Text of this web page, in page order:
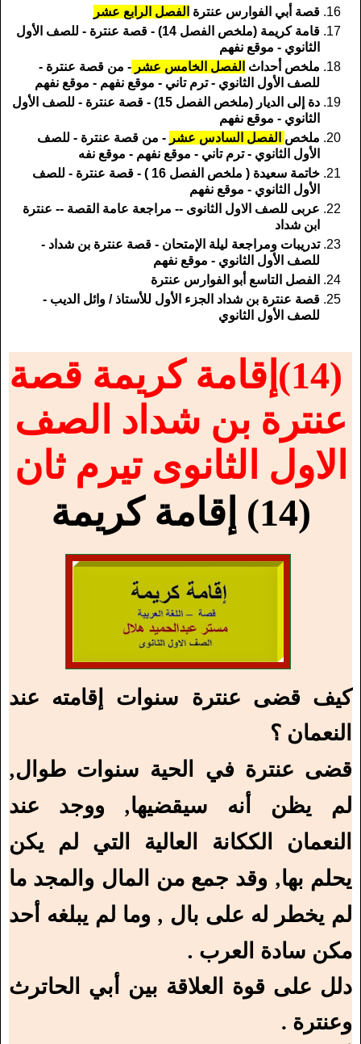
قصة أبي الفوارس عنترة الفصل الرابع عشر
قامة كريمة (ملخص الفصل 14) - قصة عنترة - للصف الأول
الثانوي - موقع نفهم
ملخص أحداث الفصل الخامس عشر - من قصة عنترة -
للصف الأول الثانوي - ترم تاني - موقع نفهم - موقع نفهم
دة إلى الديار (ملخص الفصل 15) - قصة عنترة - للصف الأول
الثانوي - موقع نفهم
ملخص الفصل السادس عشر - من قصة عنترة - للصف
الأول الثانوي - ترم تاني - موقع نفهم - موقع نفه
خاتمة سعيدة ( ملخص الفصل 16 ) - قصة عنترة - للصف
الأول الثانوي - موقع نفهم
عربى للصف الاول الثانوى -- مراجعة عامة القصة -- عنترة
ابن شداد
تدريبات ومراجعة ليلة الإمتحان - قصة عنترة بن شداد -
للصف الأول الثانوي - موقع نفهم
الفصل التاسع أبو الفوارس عنترة
قصة عنترة بن شداد الجزء الأول للأستاذ / وائل الديب -
للصف الأول الثانوي
(14) إقامة كريمة قصة
عنترة بن شداد الصف
الاول الثانوى تيرم ثان
(14) إقامة كريمة
كيف قضى عنترة سنوات إقامته عند
النعمان ؟
قضى عنترة في الحية سنوات طوال,
لم يظن أنه سيقضيها, ووجد عند
النعمان الككانة العالية التي لم يكن
يحلم بها, وقد جمع من المال والمجد ما
لم يخطر له على بال , وما لم يبلغه أحد
مكن سادة العرب .
دلل على قوة العلاقة بين أبي الحاترث
وعنترة .